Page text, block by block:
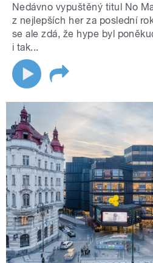
Nedávno vypuštěný titul No
z nejlepších her za poslední
se ale zdá, že hype byl
i tak...